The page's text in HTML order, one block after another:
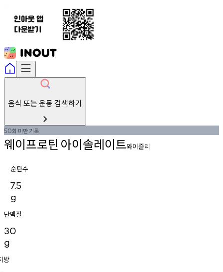
음식 또는 운동 검색하기
50회 미만기록
웨이프로틴 아이솔레이트와이즐리
순탄수
7.5
g
단백질
30
g
방